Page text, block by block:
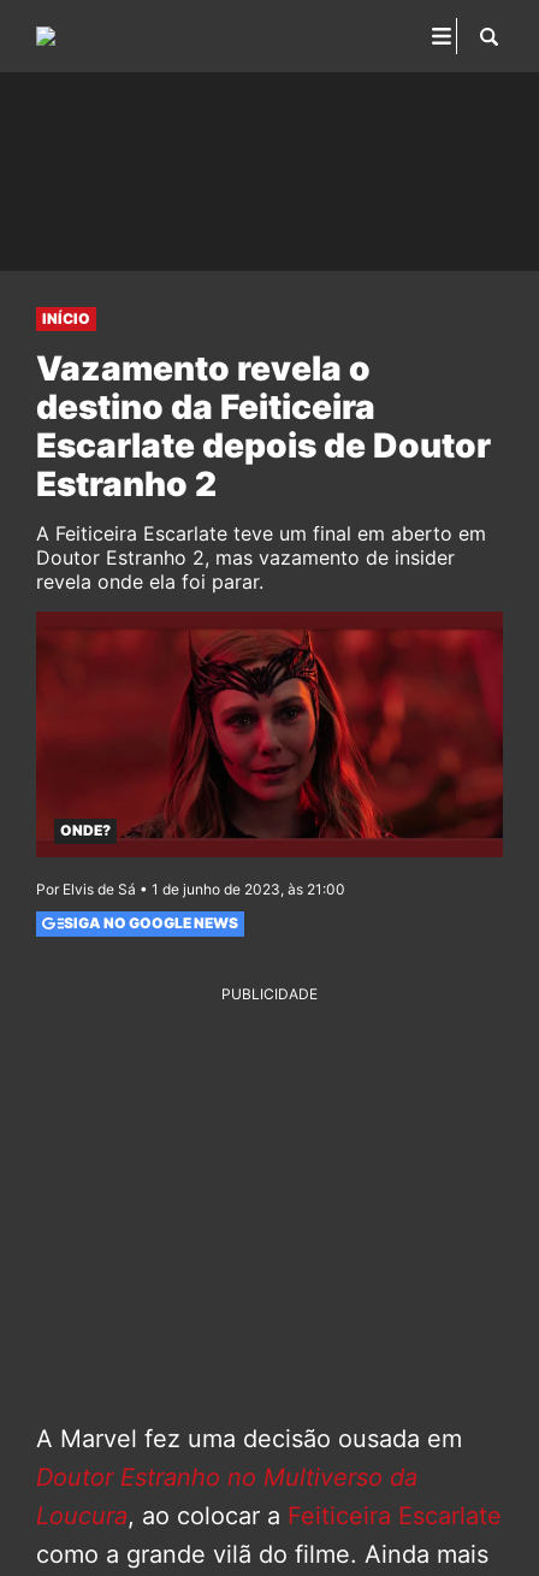
INÍCIO
Vazamento revela o
destino da Feiticeira
Escarlate depois de Doutor
Estranho 2
A Feiticeira Escarlate teve um final em aberto em
Doutor Estranho 2, mas vazamento de insider
revela onde ela foi parar.
ONDE?
Por Elvis de Sá • 1 de junho de 2023, às 21:00
SIGA NO GOOGLE NEWS
PUBLICIDADE
A Marvel fez uma decisão ousada em
Doutor Estranho no Multiverso da
Loucura, ao colocar a Feiticeira Escarlate
como a grande vilã do filme. Ainda mais